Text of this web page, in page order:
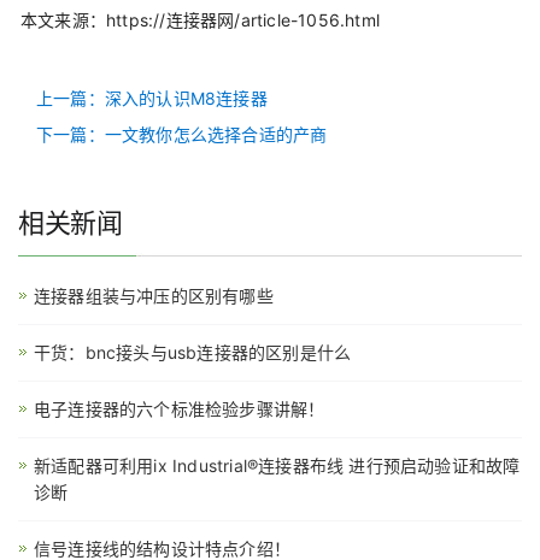
本文来源：https://连接器网/article-1056.html
上一篇：深入的认识M8连接器
下一篇：一文教你怎么选择合适的产商
相关新闻
连接器组装与冲压的区别有哪些
干货：bnc接头与usb连接器的区别是什么
电子连接器的六个标准检验步骤讲解！
新适配器可利用ix Industrial®连接器布线 进行预启动验证和故障
诊断
信号连接线的结构设计特点介绍！